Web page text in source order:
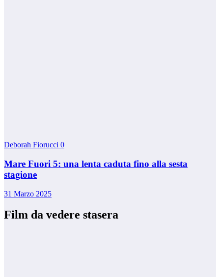
Deborah Fiorucci 0
Mare Fuori 5: una lenta caduta fino alla sesta
stagione
31 Marzo 2025
Film da vedere stasera